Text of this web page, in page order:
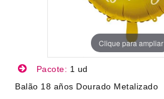
Clique para ampliar
Pacote: 1 ud
Balão 18 años Dourado Metalizado